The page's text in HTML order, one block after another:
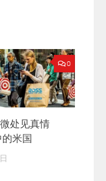
0
处见真情
米国